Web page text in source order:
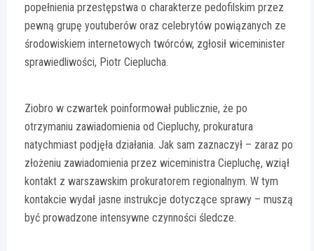
popełnienia przestępstwa o charakterze pedofilskim przez
pewną grupę youtuberów oraz celebrytów powiązanych ze
środowiskiem internetowych twórców, zgłosił wiceminister
sprawiedliwości, Piotr Cieplucha.
Ziobro w czwartek poinformował publicznie, że po
otrzymaniu zawiadomienia od Ciepluchy, prokuratura
natychmiast podjęła działania. Jak sam zaznaczył – zaraz po
złożeniu zawiadomienia przez wiceministra Ciepluchę, wziął
kontakt z warszawskim prokuratorem regionalnym. W tym
kontakcie wydał jasne instrukcje dotyczące sprawy – muszą
być prowadzone intensywne czynności śledcze.